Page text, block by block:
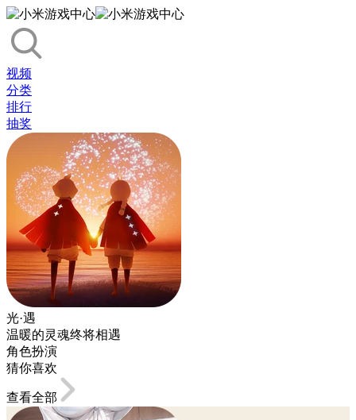
视频
分类
排行
抽奖
光·遇
温暖的灵魂终将相遇
角色扮演
猜你喜欢
查看全部